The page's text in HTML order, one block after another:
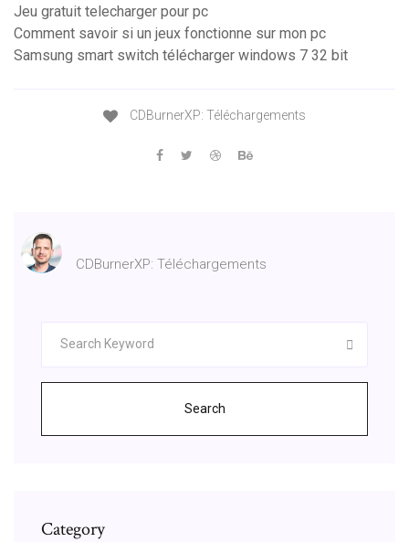
Jeu gratuit telecharger pour pc
Comment savoir si un jeux fonctionne sur mon pc
Samsung smart switch télécharger windows 7 32 bit
CDBurnerXP: Téléchargements
CDBurnerXP: Téléchargements
Search
Category